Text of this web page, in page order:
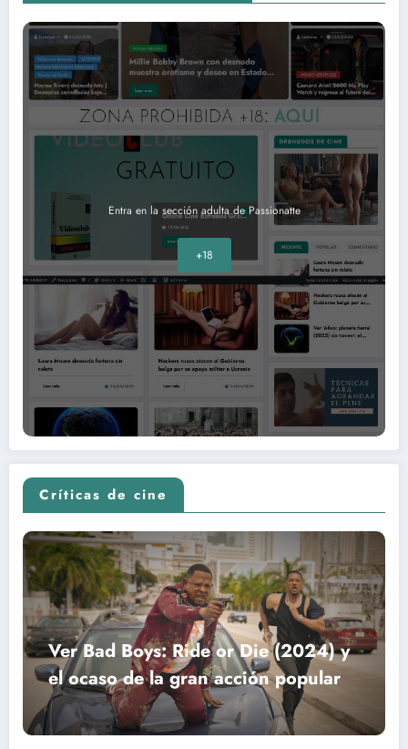
Entra en la sección adulta de Passionatte
+18
Críticas de cine
Ver Bad Boys: Ride or Die (2024) y
el ocaso de la gran acción popular